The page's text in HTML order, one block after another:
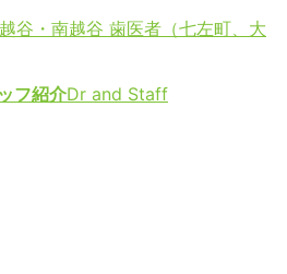
フ紹介Dr and Staff